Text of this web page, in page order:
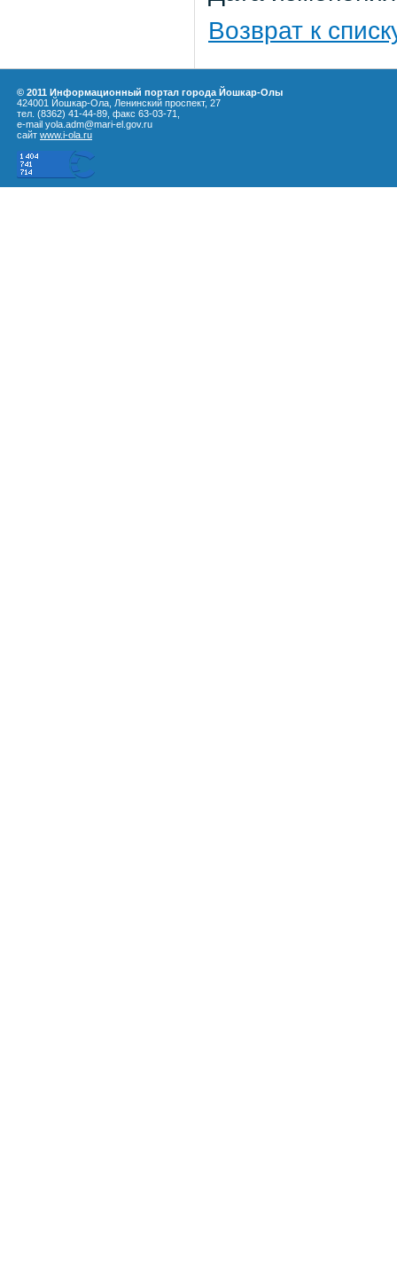
Возврат к
© 2011 Информационный портал города Йошкар-Олы
424001 Йошкар-Ола, Ленинский проспект, 27
тел. (8362) 41-44-89, факс 63-03-71,
e-mail yola.adm@mari-el.gov.ru
сайт www.i-ola.ru